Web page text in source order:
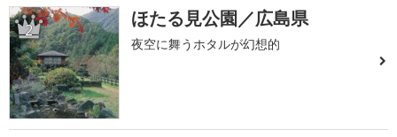
2 ほたる見公園／広島県
夜空に舞うホタルが幻想的